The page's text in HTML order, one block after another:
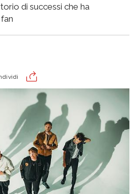
di successi che ha